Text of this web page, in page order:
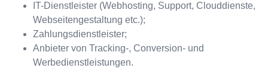
IT-Dienstleister (Webhosting, Support, Clouddienste,
Webseitengestaltung etc.);
Zahlungsdienstleister;
Anbieter von Tracking-, Conversion- und
Werbedienstleistungen.